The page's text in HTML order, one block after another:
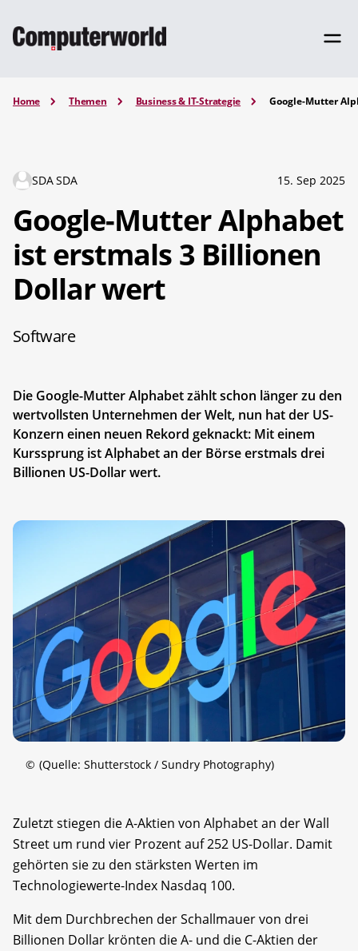
Home Themen Business & IT-Strategie Google-Mutter
SDA SDA 15. Sep 2025
Google-Mutter Alphabet
ist erstmals 3 Billionen
Dollar wert
Software
Die Google-Mutter Alphabet zählt schon länger zu den
wertvollsten Unternehmen der Welt, nun hat der US-
Konzern einen neuen Rekord geknackt: Mit einem
Kurssprung ist Alphabet an der Börse erstmals drei
Billionen US-Dollar wert.
© (Quelle: Shutterstock / Sundry Photography)
Zuletzt stiegen die A-Aktien von Alphabet an der Wall
Street um rund vier Prozent auf 252 US-Dollar. Damit
gehörten sie zu den stärksten Werten im
Technologiewerte-Index Nasdaq 100.
Mit dem Durchbrechen der Schallmauer von drei
Billionen Dollar krönten die A- und die C-Aktien der